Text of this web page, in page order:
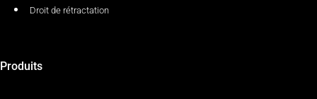
Droit de rétractation
Produits